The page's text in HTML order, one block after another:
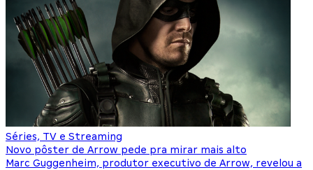
Séries, TV e Streaming
Novo pôster de Arrow pede pra mirar mais alto
Marc Guggenheim, produtor executivo de Arrow, revelou a